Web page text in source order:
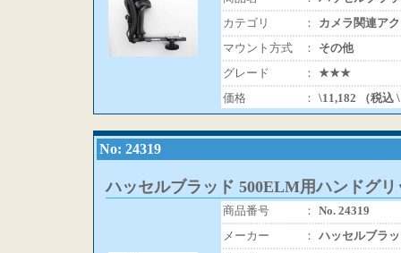
カテゴリ
：
カメラ関連ア
マウント方式
：
その他
グレード
： ★★★
価格
： \11,182 （税込
No: 24319
ハッセルブラッド 500ELM用ハンドグリ
商品番号 ： No. 24319
メーカー
： ハッセルブラ